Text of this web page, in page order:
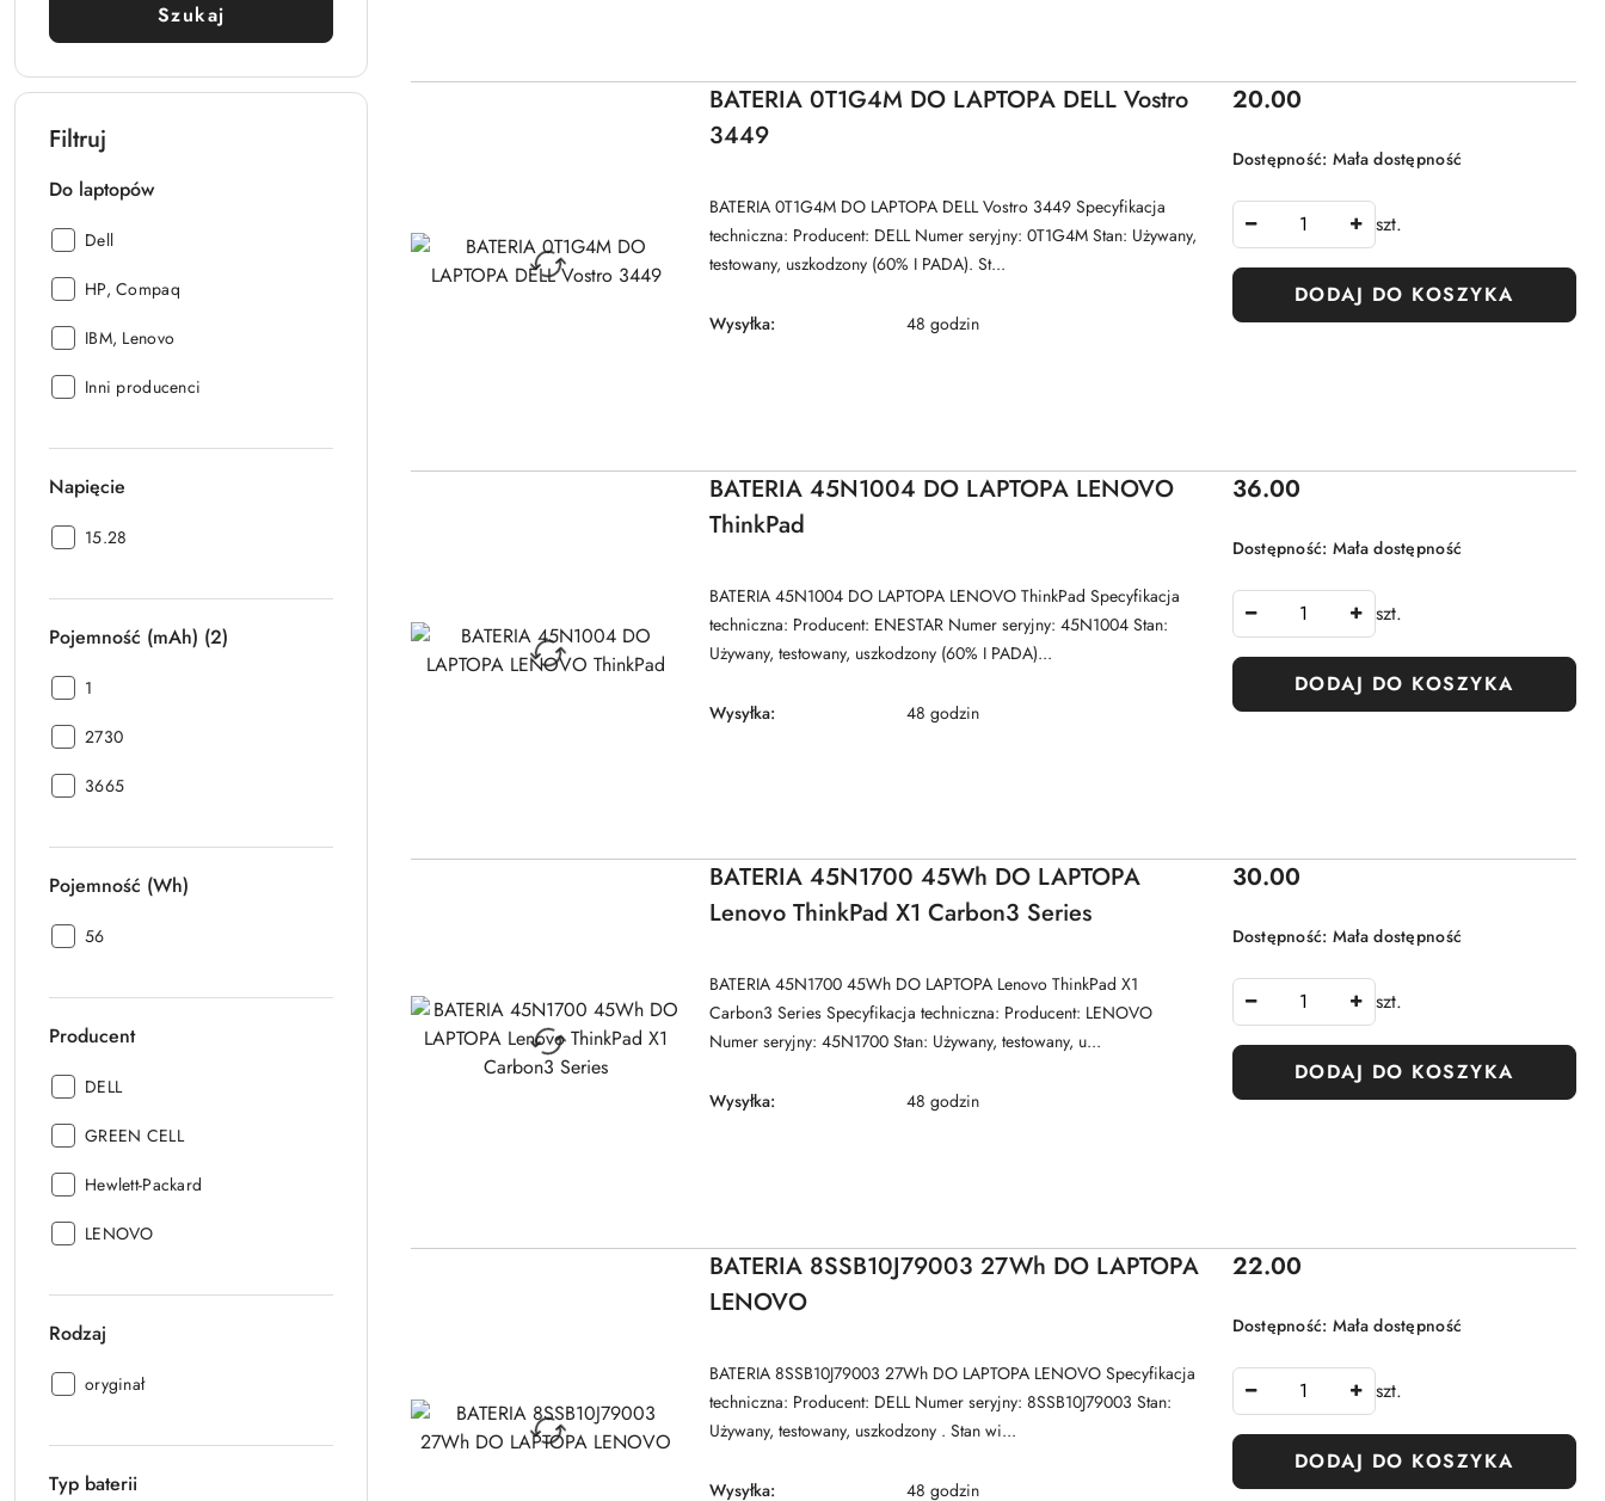
Szukaj
Filtruj
Do laptopów
Do
Dell
Do
HP, Compaq
Do
IBM, Lenovo
Do
Inni producenci
Napięcie
Napięcie:
15.28
Pojemność (mAh) (2)
Pojemność
(2):
1
Pojemność
(2):
2730
Pojemność
3665
Pojemność (Wh)
Pojemność
56
Producent
Producent:
DELL
Producent:
GREEN CELL
Producent:
Hewlett-Packard
Producent:
LENOVO
Rodzaj
Rodzaj:
oryginał
Typ baterii
BATERIA 0T1G4M DO LAPTOPA DELL Vostro
3449
BATERIA 0T1G4M DO LAPTOPA DELL Vostro 3449 Specyfikacja
techniczna: Producent: DELL Numer seryjny: 0T1G4M Stan: Używany,
testowany, uszkodzony (60% I PADA). St...
Wysyłka: 48 godzin
Cena:
20.00
Dostępność: Mała dostępność
szt.
DODAJ DO KOSZYKA
BATERIA 45N1004 DO LAPTOPA LENOVO
ThinkPad
BATERIA 45N1004 DO LAPTOPA LENOVO ThinkPad Specyfikacja
techniczna: Producent: ENESTAR Numer seryjny: 45N1004 Stan:
Używany, testowany, uszkodzony (60% I PADA)...
Wysyłka: 48 godzin
Cena:
36.00
Dostępność: Mała dostępność
szt.
DODAJ DO KOSZYKA
BATERIA 45N1700 45Wh DO LAPTOPA
Lenovo ThinkPad X1 Carbon3 Series
BATERIA 45N1700 45Wh DO LAPTOPA Lenovo ThinkPad X1
Carbon3 Series Specyfikacja techniczna: Producent: LENOVO
Numer seryjny: 45N1700 Stan: Używany, testowany, u...
Wysyłka: 48 godzin
Cena:
30.00
Dostępność: Mała dostępność
szt.
DODAJ DO KOSZYKA
BATERIA 8SSB10J79003 27Wh DO LAPTOPA
LENOVO
BATERIA 8SSB10J79003 27Wh DO LAPTOPA LENOVO Specyfikacja
techniczna: Producent: DELL Numer seryjny: 8SSB10J79003 Stan:
Używany, testowany, uszkodzony . Stan wi...
Wysyłka: 48 godzin
Cena:
22.00
Dostępność: Mała dostępność
szt.
DODAJ DO KOSZYKA